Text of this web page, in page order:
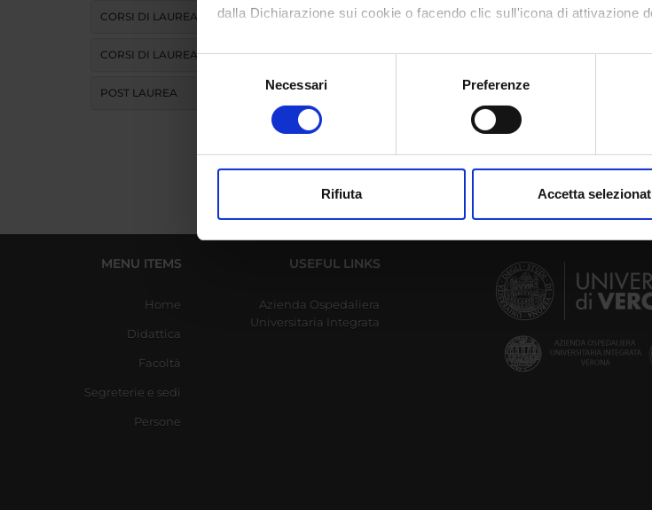
dalla Dichiarazione sui cookie o facendo clic sull'icona di attivazione
Con il tuo consenso, vorremmo anche:
raccogliere informazioni sulla tua posizione geografica, con
digitali).
modificare o ritirare il tuo consenso in qualsiasi momento dalla
che hanno raccolto dal tuo utilizzo dei loro servizi.
Selezione
Necessari Preferenze
Rifiuta Accetta
CORSI DI LAUREA
CORSI DI LAUREA MAGISTRALE
POST LAUREA
MENU ITEMS
Home
Didattica
Facoltà
Segreterie e sedi
Persone
USEFUL LINKS
Azienda Ospedaliera
Universitaria Integrata